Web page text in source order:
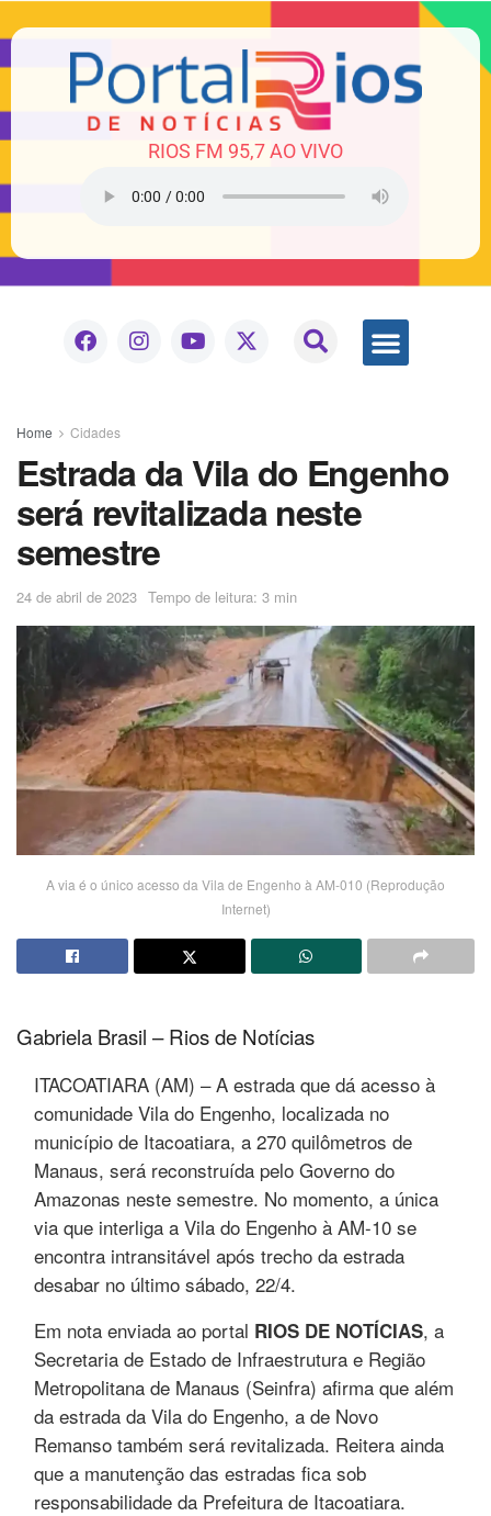
RIOS FM 95,7 AO VIVO
Home Cidades
Estrada da Vila do Engenho
será revitalizada neste
semestre
24 de abril de 2023 Tempo de leitura: 3 min
A via é o único acesso da Vila de Engenho à AM-010 (Reprodução
Internet)
Gabriela Brasil – Rios de Notícias
ITACOATIARA (AM) – A estrada que dá acesso à
comunidade Vila do Engenho, localizada no
município de Itacoatiara, a 270 quilômetros de
Manaus, será reconstruída pelo Governo do
Amazonas neste semestre. No momento, a única
via que interliga a Vila do Engenho à AM-10 se
encontra intransitável após trecho da estrada
desabar no último sábado, 22/4.
Em nota enviada ao portal RIOS DE NOTÍCIAS, a
Secretaria de Estado de Infraestrutura e Região
Metropolitana de Manaus (Seinfra) afirma que além
da estrada da Vila do Engenho, a de Novo
Remanso também será revitalizada. Reitera ainda
que a manutenção das estradas fica sob
responsabilidade da Prefeitura de Itacoatiara.